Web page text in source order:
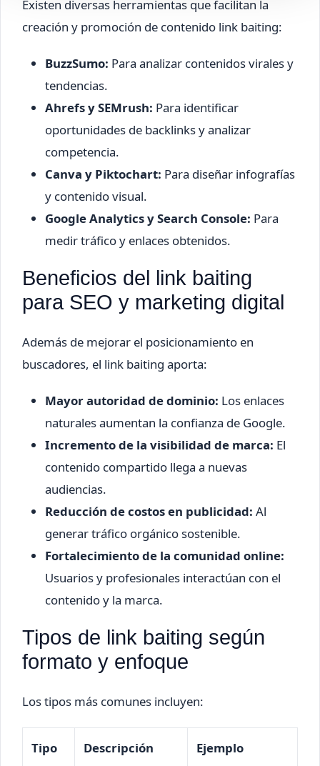
Existen diversas herramientas que facilitan la
creación y promoción de contenido link baiting:
BuzzSumo: Para analizar contenidos virales y
tendencias.
Ahrefs y SEMrush: Para identificar
oportunidades de backlinks y analizar
competencia.
Canva y Piktochart: Para diseñar infografías
y contenido visual.
Google Analytics y Search Console: Para
medir tráfico y enlaces obtenidos.
Beneficios del link baiting
para SEO y marketing digital
Además de mejorar el posicionamiento en
buscadores, el link baiting aporta:
Mayor autoridad de dominio: Los enlaces
naturales aumentan la confianza de Google.
Incremento de la visibilidad de marca: El
contenido compartido llega a nuevas
audiencias.
Reducción de costos en publicidad: Al
generar tráfico orgánico sostenible.
Fortalecimiento de la comunidad online:
Usuarios y profesionales interactúan con el
contenido y la marca.
Tipos de link baiting según
formato y enfoque
Los tipos más comunes incluyen:
Tipo Descripción Ejemplo